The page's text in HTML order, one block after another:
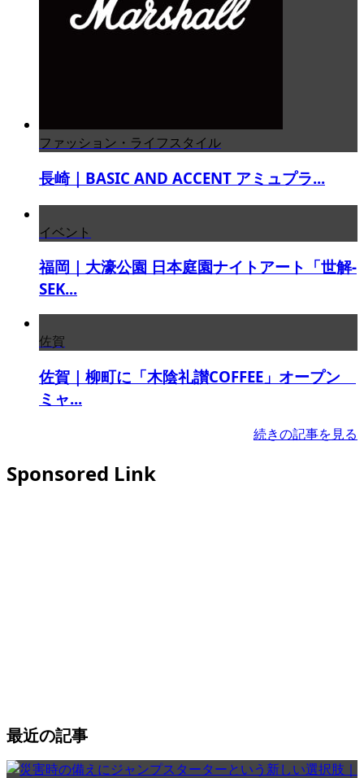
ファッション・ライフスタイル
長崎｜BASIC AND ACCENT アミュプラ...
イベント
福岡｜大濠公園 日本庭園ナイトアート「世解-
SEK...
佐賀
佐賀｜柳町に「木陰礼讃COFFEE」オープン
ミャ...
続きの記事を見る
Sponsored Link
最近の記事